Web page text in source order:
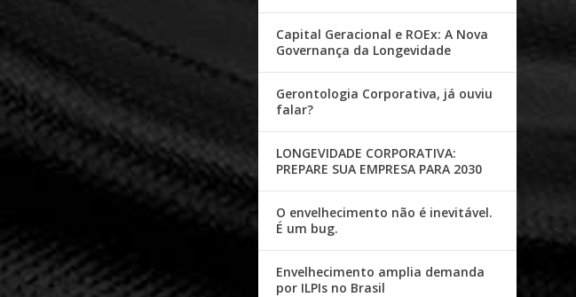
Capital Geracional e ROEx: A Nova
Governança da Longevidade
Gerontologia Corporativa, já ouviu
falar?
LONGEVIDADE CORPORATIVA:
PREPARE SUA EMPRESA PARA 2030
O envelhecimento não é inevitável.
É um bug.
Envelhecimento amplia demanda
por ILPIs no Brasil